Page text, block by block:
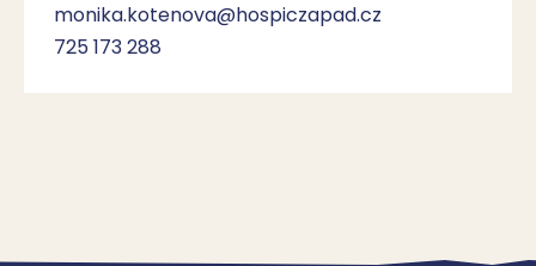
monika.kotenova@hospiczapad.cz
725 173 288